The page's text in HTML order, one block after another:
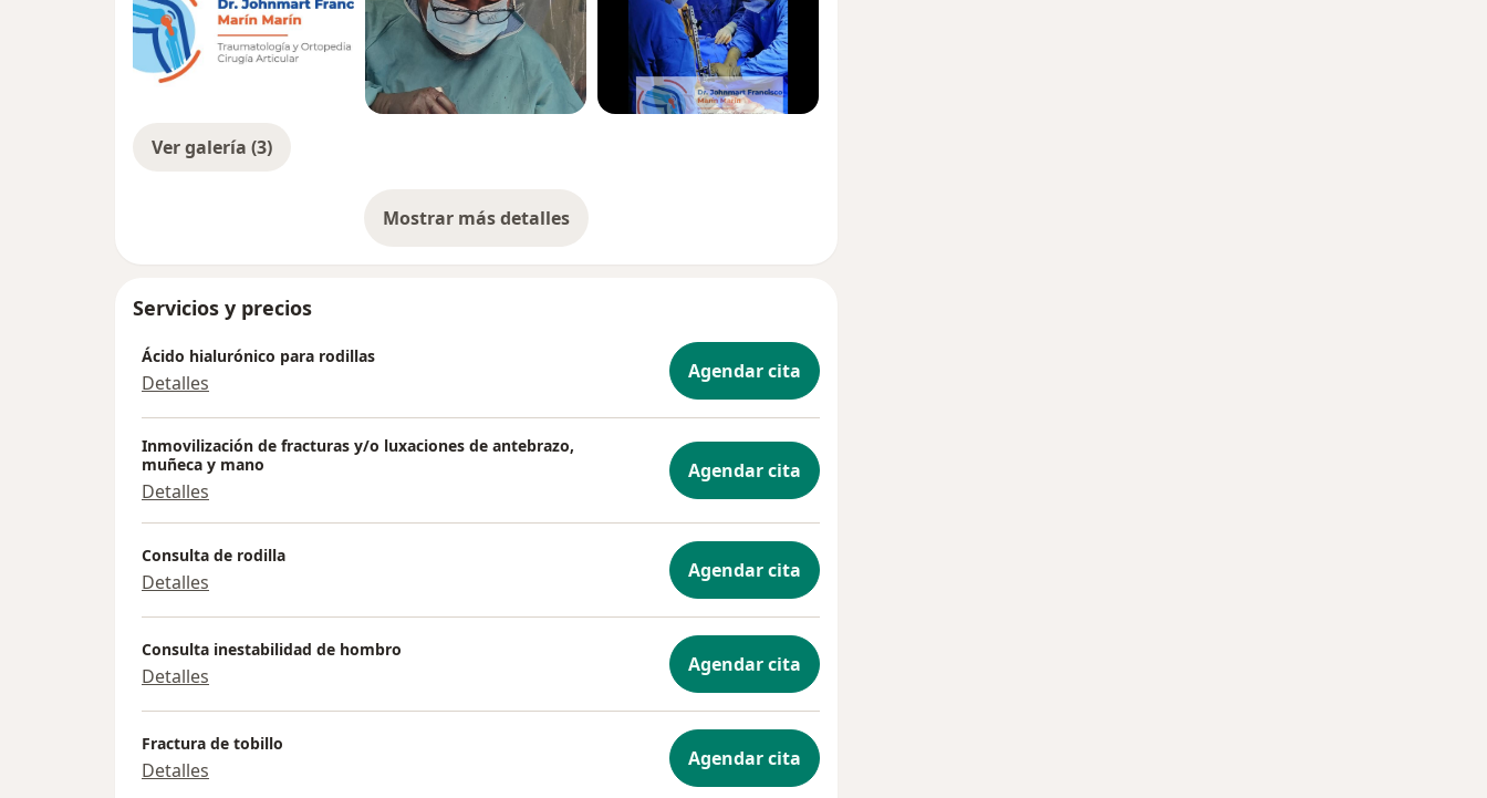
Ver galería (3)
Mostrar más detalles
sobre la experiencia
Servicios y precios
Ácido hialurónico para rodillas
Detalles Agendar cita
Inmovilización de fracturas y/o luxaciones de antebrazo,
muñeca y mano
Detalles
Agendar cita
Consulta de rodilla
Detalles Agendar cita
Consulta inestabilidad de hombro
Detalles Agendar cita
Fractura de tobillo
Detalles Agendar cita